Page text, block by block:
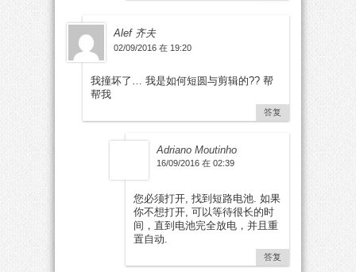
Alef 齐夫
02/09/2016 在 19:20
我撞坏了… 我是如何短圆与剪辑的?? 帮
帮我
答复
Adriano Moutinho
16/09/2016 在 02:39
您必须打开, 找到短路电池. 如果
你不想打开, 可以等待很长的时
间，直到电池完全放电，并且重
置自动.
答复